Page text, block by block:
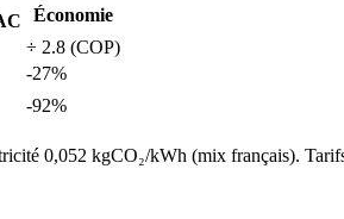
Économie
÷ 2.8 (COP)
-27%
-92%
0,052 kgCO₂/kWh (mix français).